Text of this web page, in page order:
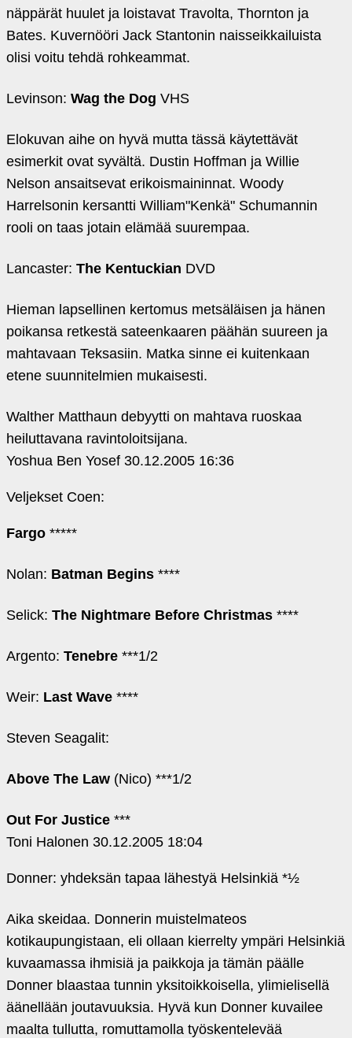
näppärät huulet ja loistavat Travolta, Thornton ja
Bates. Kuvernööri Jack Stantonin naisseikkailuista
olisi voitu tehdä rohkeammat.
Levinson: Wag the Dog VHS
Elokuvan aihe on hyvä mutta tässä käytettävät
esimerkit ovat syvältä. Dustin Hoffman ja Willie
Nelson ansaitsevat erikoismaininnat. Woody
Harrelsonin kersantti William"Kenkä" Schumannin
rooli on taas jotain elämää suurempaa.
Lancaster: The Kentuckian DVD
Hieman lapsellinen kertomus metsäläisen ja hänen
poikansa retkestä sateenkaaren päähän suureen ja
mahtavaan Teksasiin. Matka sinne ei kuitenkaan
etene suunnitelmien mukaisesti.
Walther Matthaun debyytti on mahtava ruoskaa
heiluttavana ravintoloitsijana.
Yoshua Ben Yosef 30.12.2005 16:36
Veljekset Coen:
Fargo *****
Nolan: Batman Begins ****
Selick: The Nightmare Before Christmas ****
Argento: Tenebre ***1/2
Weir: Last Wave ****
Steven Seagalit:
Above The Law (Nico) ***1/2
Out For Justice ***
Toni Halonen 30.12.2005 18:04
Donner: yhdeksän tapaa lähestyä Helsinkiä *½
Aika skeidaa. Donnerin muistelmateos
kotikaupungistaan, eli ollaan kierrelty ympäri Helsinkiä
kuvaamassa ihmisiä ja paikkoja ja tämän päälle
Donner blaastaa tunnin yksitoikkoisella, ylimielisellä
äänellään joutavuuksia. Hyvä kun Donner kuvailee
maalta tullutta, romuttamolla työskentelevää